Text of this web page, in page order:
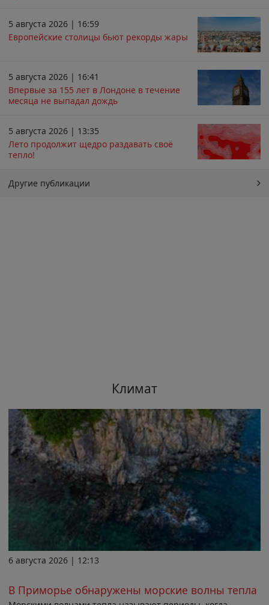
5 августа 2026 | 16:59
Европейские столицы бьют рекорды жары
5 августа 2026 | 16:41
Впервые за 155 лет в Лондоне в течение
месяца не выпадал дождь
5 августа 2026 | 13:35
Лето продолжит щедро раздавать своё
тепло!
Другие публикации
Климат
6 августа 2026 | 12:13
В Приморье обнаружены морские волны тепла